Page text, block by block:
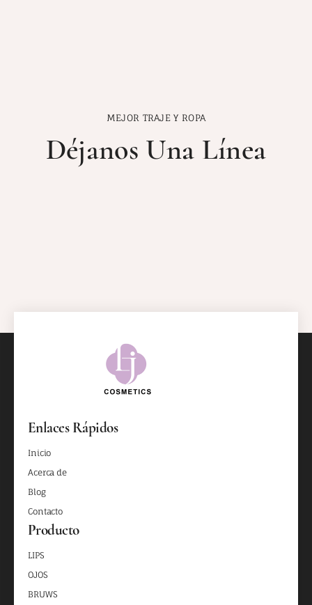
MEJOR TRAJE Y ROPA
Déjanos Una Línea
Enlaces Rápidos
Inicio
Acerca de
Blog
Contacto
Producto
LIPS
OJOS
BRUWS